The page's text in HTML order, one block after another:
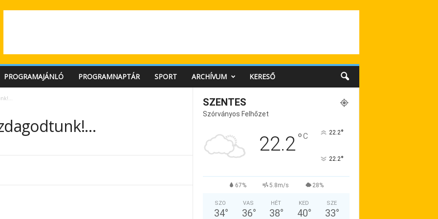
PROGRAMAJÁNLÓ PROGRAMNAPTÁR SPORT ARCHÍVUM KERESŐ
SZENTES
Szórványos Felhőzet
22.2°C 22.2°
22.2°
67% 5.8m/s 28%
SZO
34°
VAS
36°
HÉT
38°
KED
40°
SZE
33°